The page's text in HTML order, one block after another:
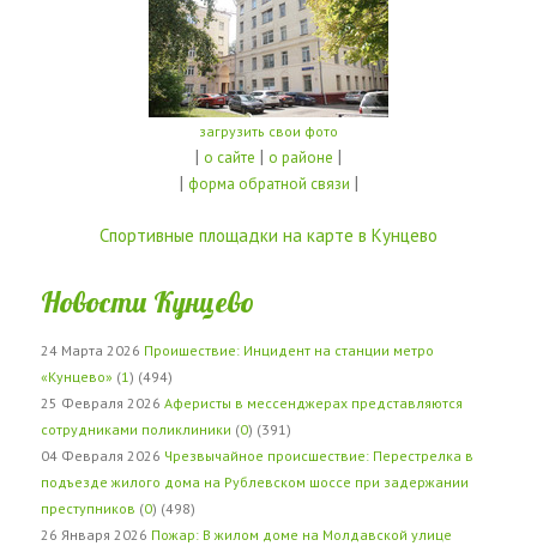
загрузить свои фото
| о сайте | о районе |
| форма обратной связи |
Спортивные площадки на карте в Кунцево
Новости Кунцево
24 Марта 2026 Проишествие: Инцидент на станции метро
«Кунцево» (1 ) (494)
25 Февраля 2026 Аферисты в мессенджерах представляются
сотрудниками поликлиники (0) (391)
04 Февраля 2026 Чрезвычайное происшествие: Перестрелка в
подъезде жилого дома на Рублевском шоссе при задержании
преступников (0) (498)
26 Января 2026 Пожар: В жилом доме на Молдавской улице